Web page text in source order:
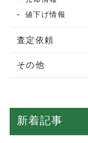
値下げ情報
査定依頼
その他
新着記事